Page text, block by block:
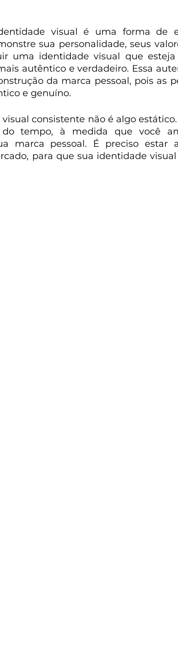
visual é uma forma de
sua personalidade, seus
uma identidade visual que esteja
autêntico e verdadeiro. Essa
da marca pessoal, pois as
e genuíno.
consistente não é algo
tempo, à medida que você
marca pessoal. É preciso estar
para que sua identidade